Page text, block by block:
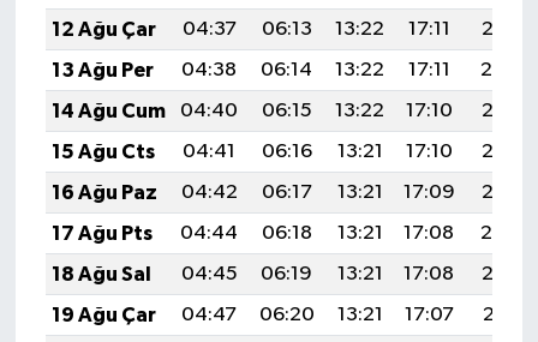
12 Ağu Çar
04:37 06:13 13:22 17:11
20:21
13 Ağu Per
04:38 06:14 13:22 17:11
20:19
14 Ağu Cum
04:40 06:15 13:22 17:10
20:18
15 Ağu Cts
04:41 06:16 13:21 17:10
20:17
16 Ağu Paz
04:42 06:17 13:21 17:09
20:15
17 Ağu Pts
04:44 06:18 13:21 17:08
20:14
18 Ağu Sal
04:45 06:19 13:21 17:08
20:13
19 Ağu Çar
04:47 06:20 13:21 17:07
20:11